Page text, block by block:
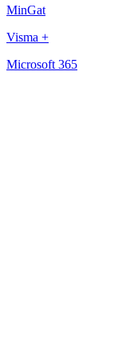
MinGat
Visma +
Microsoft 365